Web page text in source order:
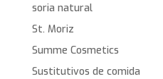
soria natural
St. Moriz
Summe Cosmetics
Sustitutivos de comida